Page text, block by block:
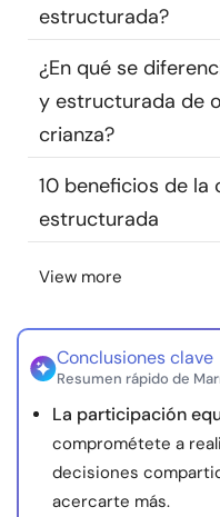
Encuentra un
Idioma
nosotros
estructurada?
¿En qué se
y estructurada de
crianza?
10 beneficios de
estructurada
View more
Conclusiones clave
Resumen rápido de
La participación
comprométete a
decisiones
acercarte más.